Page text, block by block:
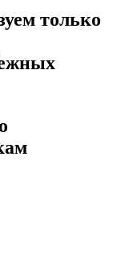
только